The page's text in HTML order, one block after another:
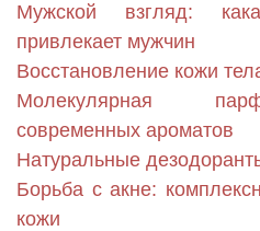
Мужской взгляд:
привлекает мужчин
Восстановление кожи
Молекулярная
современных ароматов
Натуральные
Борьба с акне:
кожи